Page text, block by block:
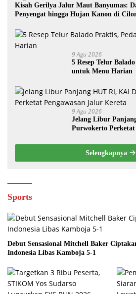
Kisah Gerilya Jalur Maut Banyumas:
Penyengat hingga Hujan Kanon di
9 Agu 2026
5 Resep Telur
untuk Menu Harian
9 Agu 2026
Jelang Libur
Purwokerto Perketat
Selengkapnya
Sports
Debut Sensasional Mitchell Baker
Indonesia Libas Kamboja 5-1